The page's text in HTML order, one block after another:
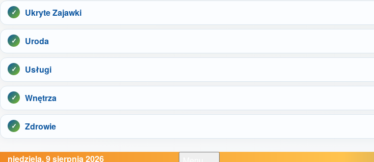
Ukryte Zajawki
Uroda
Usługi
Wnętrza
Zdrowie
niedziela, 9 sierpnia 2026